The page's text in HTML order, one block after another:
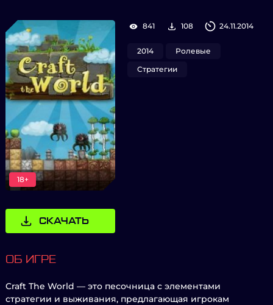
18+
СКАЧАТЬ
841 108 24.11.2014
2014
Ролевые
Стратегии
ОБ ИГРЕ
Craft The World — это песочница с элементами
стратегии и выживания, предлагающая игрокам